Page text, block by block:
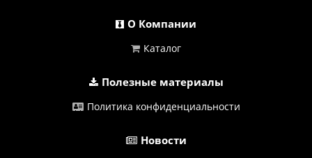
О Компании
Каталог
Полезные материалы
Политика конфиденциальности
Новости